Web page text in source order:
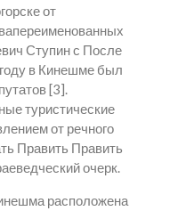
от
Ступин с После
в Кинешме был
[3].
туристические
от речного
Править Править
очерк.
расположена